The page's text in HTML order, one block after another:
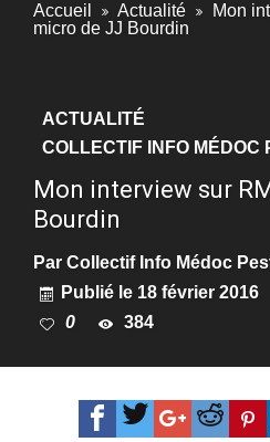
Accueil Actualité
Mon
micro de JJ Bourdin
ACTUALITÉ
COLLECTIF INFO MÉDOC
Mon interview sur
Bourdin
Par Collectif Info Médoc
Publié le 18 février 2016
0
384